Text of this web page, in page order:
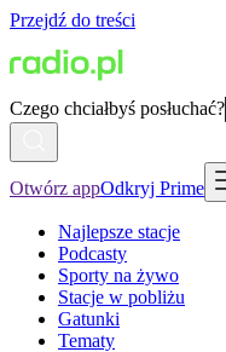
Przejdź do treści
Czego chciałbyś posłuchać?
Otwórz appOdkryj Prime
Najlepsze stacje
Podcasty
Sporty na żywo
Stacje w pobliżu
Gatunki
Tematy